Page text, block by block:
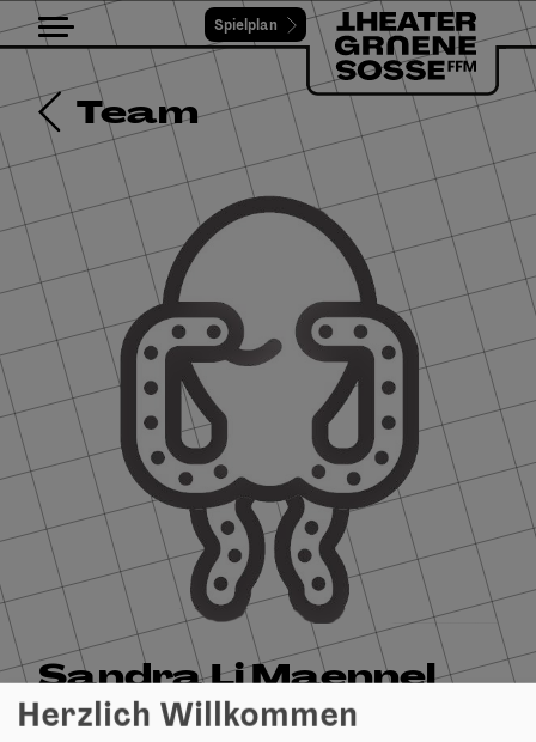
Toggle navigationSpielplan
Team
Sandra Li Maennel
Saavdera
Herzlich Willkommen